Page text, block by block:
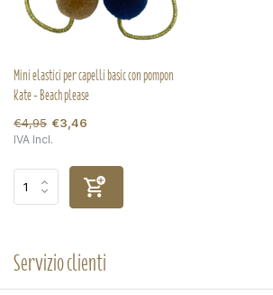
Mini elastici per capelli basic con pompon
Kate - Beach please
€4,95 €3,46
IVA Incl.
Servizio clienti